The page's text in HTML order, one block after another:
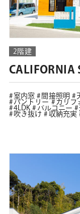
2階建
CALIFORNIA
室内窓 間接照明
パントリー
カリフ
4LDK
バルコニー
吹き抜け
収納充実